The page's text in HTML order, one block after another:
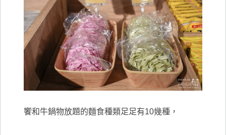
饗和牛鍋物放題的麵食種類足足有10幾種，